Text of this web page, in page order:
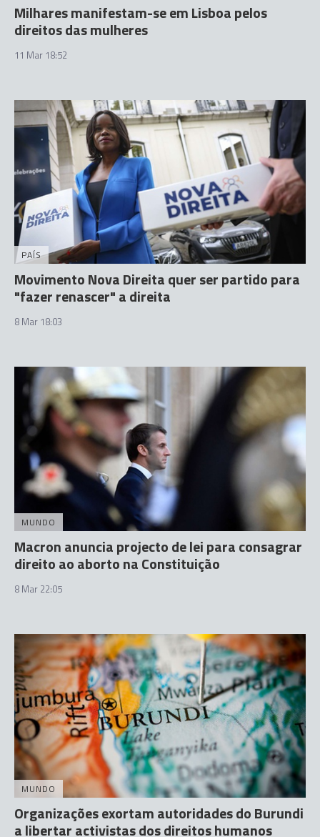
Milhares manifestam-se em Lisboa pelos
direitos das mulheres
11 Mar 18:52
PAÍS
Movimento Nova Direita quer ser partido para
"fazer renascer" a direita
8 Mar 18:03
MUNDO
Macron anuncia projecto de lei para consagrar
direito ao aborto na Constituição
8 Mar 22:05
MUNDO
Organizações exortam autoridades do Burundi
a libertar activistas dos direitos humanos